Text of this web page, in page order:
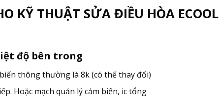
KỸ THUẬT SỬA ĐIỀU HÒA ECOOL
độ bên trong
thông thường là 8k (có thể thay đổi)
Hoặc mạch quản lý cảm biến, ic tổng